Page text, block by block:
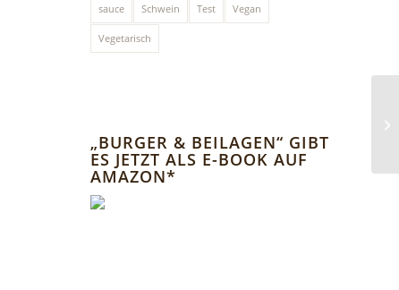
sauce Schwein Test Vegan
Vegetarisch
„BURGER & BEILAGEN“ GIBT
ES JETZT ALS E-BOOK AUF
AMAZON*